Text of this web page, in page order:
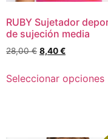
RUBY Sujetador
de sujeción media
28,00€ 8,40€
Seleccionar opciones